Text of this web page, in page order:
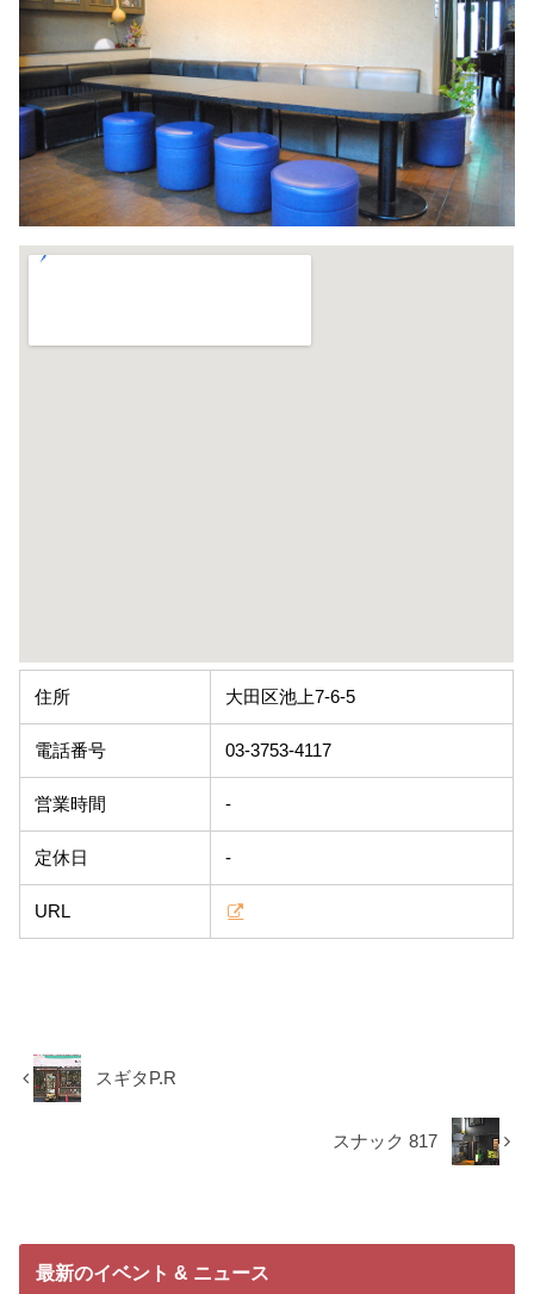
住所 大田区池上7-6-5
電話番号 03-3753-4117
営業時間 -
定休日 -
URL
スギタP.R
スナック 817
最新のイベント & ニュース